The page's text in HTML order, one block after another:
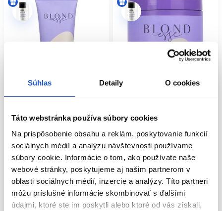
Súhlas Detaily O cookies
Táto webstránka používa súbory cookies
Na prispôsobenie obsahu a reklám, poskytovanie funkcií
sociálnych médií a analýzu návštevnosti používame
súbory cookie. Informácie o tom, ako používate naše
webové stránky, poskytujeme aj našim partnerom v
oblasti sociálnych médií, inzercie a analýzy. Títo partneri
môžu príslušné informácie skombinovať s ďalšími
údajmi, ktoré ste im poskytli alebo ktoré od vás získali,
-19%
Inebrya Blondesse No-Yellow
fialová maska na blond vlasy
250ml
Starostlivosť o farbené vlasy
12.30 €
9.99 €
-19%
Inebrya Blondesse No-Yellow
fialová maska na blond vlasy
1000ml
Inebrya
Starostlivosť o farbené vlasy
22.90 €
18.60 €